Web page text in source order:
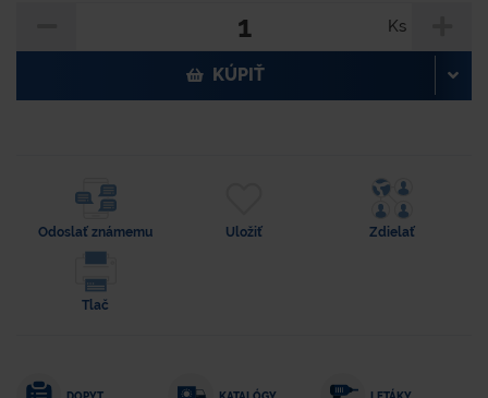
Ks
KÚPIŤ
Odoslať známemu Uložiť Zdielať
Tlač